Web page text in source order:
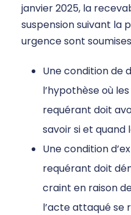
janvier 2025, la
suspension suivant la
urgence sont
Une condition de
l’hypothèse où
requérant doit
savoir si et quand
Une condition
requérant doit
craint en raison
l’acte attaqué se